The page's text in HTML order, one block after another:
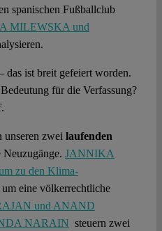
spanischen Fußballclub
MILEWSKA und
das ist breit gefeiert worden.
für die Verfassung?
unseren zwei laufenden
Neuzugänge. JANNIKA
zu den Klima-
eine völkerrechtliche
und ANAND
NARAIN steuern zwei